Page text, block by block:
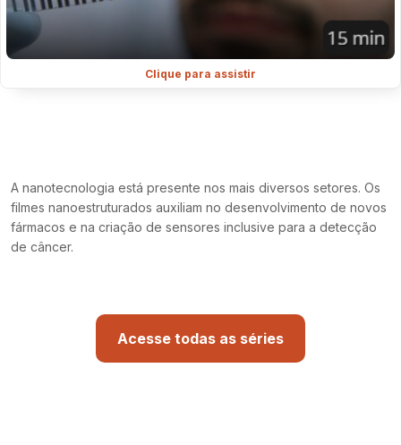
Clique para assistir
A nanotecnologia está presente nos mais diversos setores. Os
filmes nanoestruturados auxiliam no desenvolvimento de novos
fármacos e na criação de sensores inclusive para a detecção
de câncer.
Acesse todas as séries